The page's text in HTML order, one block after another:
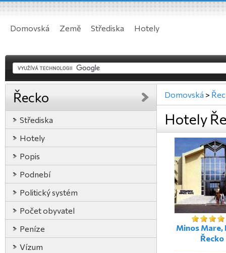
Domovská Země Střediska Hotely
Řecko
Střediska
Hotely
Popis
Podnebí
Politický systém
Počet obyvatel
Peníze
Vízum
Domovská >
Hotely
Minos Mare,
Řecko